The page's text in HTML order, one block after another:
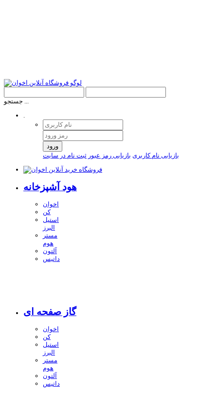
جستجو ...
.
ورود
بازیابی نام کاربری بازیابی رمز عبور ثبت نام در سایت
هود آشپزخانه
اخوان
کن
استیل
البرز
مستر
هوم
آلتون
داتیس
گاز صفحه ای
اخوان
کن
استیل
البرز
مستر
هوم
آلتون
داتیس